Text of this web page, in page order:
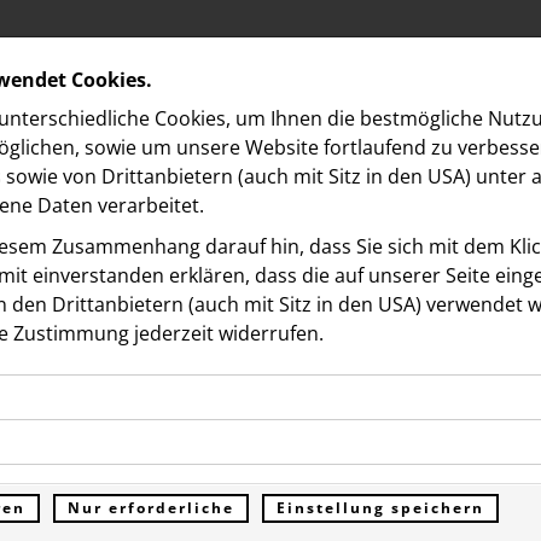
bell“: VIPs und
feiern
Cookies.
Cookies, um Ihnen die best­mögliche
sowie um unsere Website fortlaufend zu
von Drittanbietern (auch mit Sitz in den USA) unter
Daten verarbeitet.
Zusammenhang darauf hin, dass Sie sich mit dem
ein­ver­standen erklären, dass die auf unserer Seite
den Drittanbietern (auch mit Sitz in den USA) verwendet
Zustimmung jederzeit widerrufen.
ermöglichen grundlegende Funktionen und sind für
der Website erforderlich. Diese Cookies
Daten und werden an keine Dritten übermittelt.
erfassen Informationen anonym. Diese Informationen
unsere Besucher unsere Website nutzen.
Nur erforderliche Einstellung speichern